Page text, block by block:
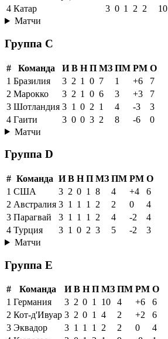
4 Катар 3 0 1 2 2 10
Матчи
Группа C
# Команда И В Н П МЗ ПМ РМ О
1 Бразилия 3 2 1 0 7 1 +6
7
2 Марокко 3 2 1 0 6 3 +3
7
3 Шотландия 3 1 0 2 1 4 -3
3
4 Гаити 3 0 0 3 2 8 -6
0
Матчи
Группа D
# Команда И В Н П МЗ ПМ РМ О
1 США 3 2 0 1 8 4 +4
6
2 Австралия 3 1 1 1 2 2 0
4
3 Парагвай 3 1 1 1 2 4 -2
4
4 Турция 3 1 0 2 3 5 -2
3
Матчи
Группа E
# Команда И В Н П МЗ ПМ РМ О
1 Германия 3 2 0 1 10 4 +6
6
2 Кот-д'Ивуар 3 2 0 1 4 2 +2
6
3 Эквадор 3 1 1 1 2 2 0
4